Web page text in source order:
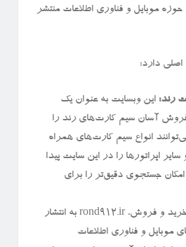
موبایل و فناوری اطلاعات منتشر
رند: این وبسایت به عنوان یک
فروش آسان سیم کارت‌های رند را
انواع سیم کارت‌های همراه
با کدهای مختلف ۰۹۱۲ و سایر اپراتورها را در این سایت پیدا
جستجوی دقیق‌تر را برای
علاوه بر خرید و فروش، rond912.ir به انتشار
موبایل و فناوری اطلاعات